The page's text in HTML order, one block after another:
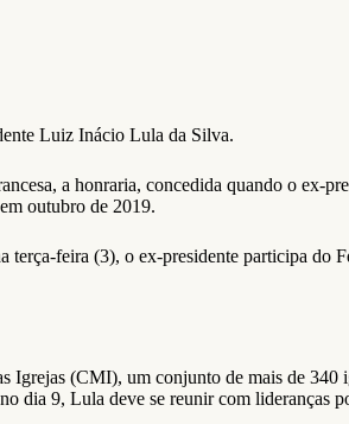
Luiz Inácio Lula da Silva.
a honraria, concedida quando o ex-
outubro de 2019.
feira (3), o ex-presidente participa
(CMI), um conjunto de mais de 340
dia 9, Lula deve se reunir com lideranças